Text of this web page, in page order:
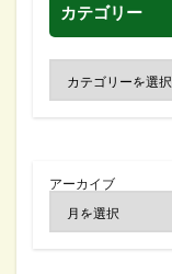
カテゴリー
アーカイブ